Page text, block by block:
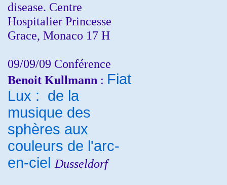
disease. Centre
Hospitalier Princesse
Grace, Monaco 17 H
09/09/09 Conférence
Benoit Kullmann : Fiat
Lux : de la
musique des
sphères aux
couleurs de l'arc-
en-ciel Dusseldorf